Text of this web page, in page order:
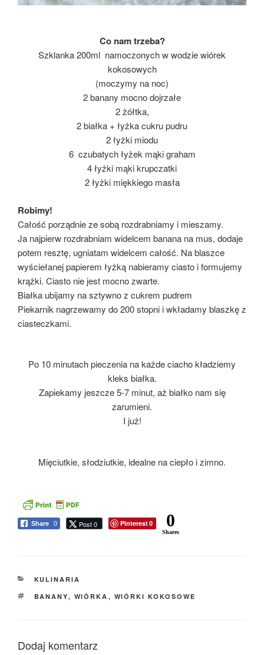
Co nam trzeba?
Szklanka 200ml namoczonych w wodzie wiórek
kokosowych
(moczymy na noc)
2 banany mocno dojrzałe
2 żółtka,
2 białka + łyżka cukru pudru
2 łyżki miodu
6 czubatych łyżek mąki graham
4 łyżki mąki krupczatki
2 łyżki miękkiego masła
Robimy!
Całość porządnie ze sobą rozdrabniamy i mieszamy.
Ja najpierw rozdrabniam widelcem banana na mus, dodaje
potem resztę, ugniatam widelcem całość. Na blaszce
wyściełanej papierem łyżką nabieramy ciasto i formujemy
krążki. Ciasto nie jest mocno zwarte.
Białka ubijamy na sztywno z cukrem pudrem
Piekarnik nagrzewamy do 200 stopni i wkładamy blaszkę z
ciasteczkami.
Po 10 minutach pieczenia na każde ciacho kładziemy
kleks białka.
Zapiekamy jeszcze 5-7 minut, aż białko nam się
zarumieni.
I już!
Mięciutkie, słodziutkie, idealne na ciepło i zimno.
Share 0 Post 0 Pinterest0 0
Shares
KATEGORIE
KULINARIA
TAGI
BANANY, WIÓRKA , WIÓRKI KOKOSOWE
Dodaj komentarz